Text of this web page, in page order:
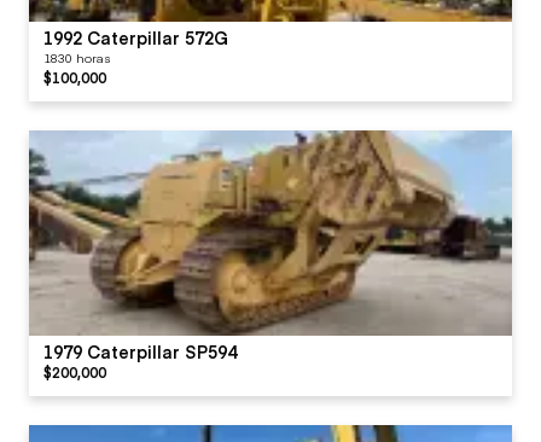
1992 Caterpillar 572G
1830 horas
$100,000
1979 Caterpillar SP594
$200,000